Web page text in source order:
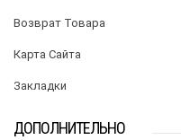
Возврат Товара
Карта Сайта
Закладки
ДОПОЛНИТЕЛЬНО